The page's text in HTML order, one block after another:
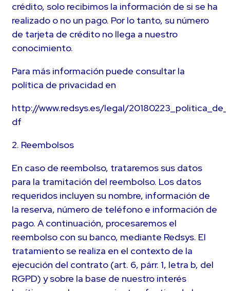
crédito, solo recibimos la información de si se ha
realizado o no un pago. Por lo tanto, su número
de tarjeta de crédito no llega a nuestro
conocimiento.
Para más información puede consultar la
política de privacidad en
http://www.redsys.es/legal/
df
2. Reembolsos
En caso de reembolso, trataremos sus datos
para la tramitación del reembolso. Los datos
requeridos incluyen su nombre, información de
la reserva, número de teléfono e información de
pago. A continuación, procesaremos el
reembolso con su banco, mediante Redsys. El
tratamiento se realiza en el contexto de la
ejecución del contrato (art. 6, párr. 1, letra b, del
RGPD) y sobre la base de nuestro interés